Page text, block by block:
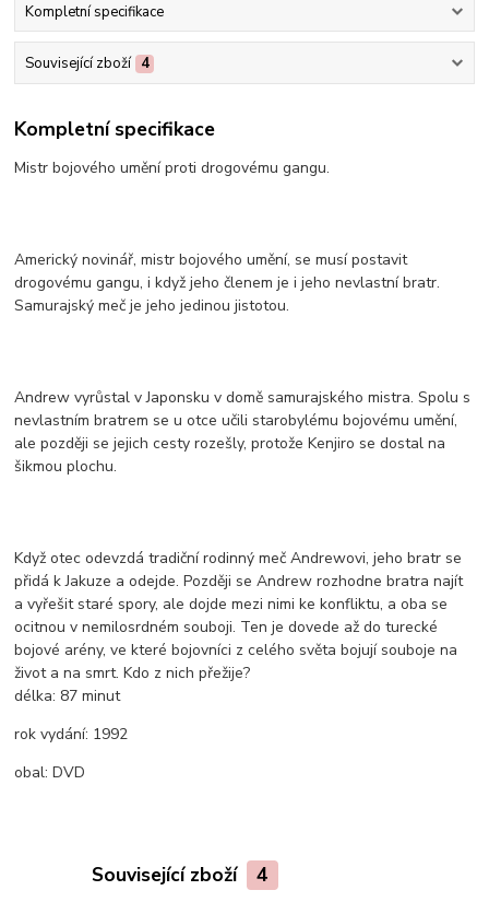
Kompletní specifikace
Související zboží 4
Kompletní specifikace
Mistr bojového umění proti drogovému gangu.
Americký novinář, mistr bojového umění, se musí postavit
drogovému gangu, i když jeho členem je i jeho nevlastní bratr.
Samurajský meč je jeho jedinou jistotou.
Andrew vyrůstal v Japonsku v domě samurajského mistra. Spolu s
nevlastním bratrem se u otce učili starobylému bojovému umění,
ale později se jejich cesty rozešly, protože Kenjiro se dostal na
šikmou plochu.
Když otec odevzdá tradiční rodinný meč Andrewovi, jeho bratr se
přidá k Jakuze a odejde. Později se Andrew rozhodne bratra najít
a vyřešit staré spory, ale dojde mezi nimi ke konfliktu, a oba se
ocitnou v nemilosrdném souboji. Ten je dovede až do turecké
bojové arény, ve které bojovníci z celého světa bojují souboje na
život a na smrt. Kdo z nich přežije?
délka: 87 minut
rok vydání: 1992
obal: DVD
Související zboží 4